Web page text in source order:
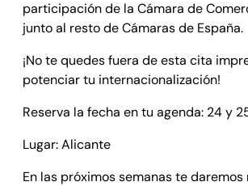
participación de la Cámara de
junto al resto de Cámaras de España.
¡No te quedes fuera de esta cita
potenciar tu internacionalización!
Reserva la fecha en tu agenda: 24 y
Lugar: Alicante
En las próximos semanas te